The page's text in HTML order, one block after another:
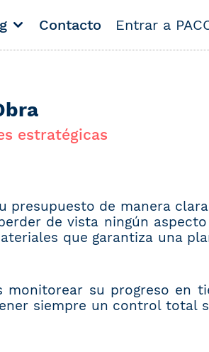
Contacto Entrar a
estratégicas
presupuesto de manera
de vista ningún
que garantiza una
monitorear su progreso en
siempre un control total